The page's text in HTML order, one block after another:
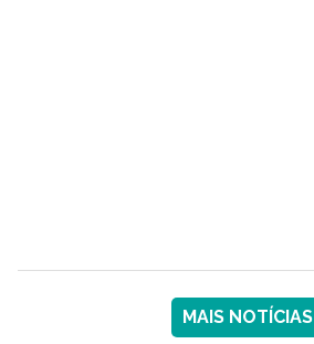
MAIS NOTÍCIAS